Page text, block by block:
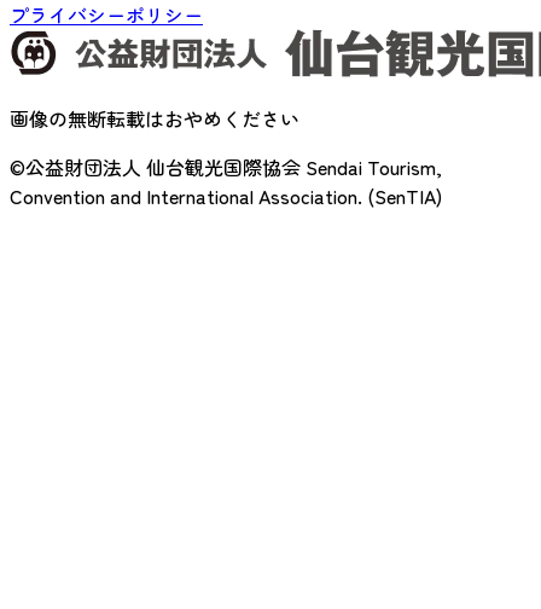
プライバシーポリシー
画像の無断転載はおやめください
©公益財団法人 仙台観光国際協会 Sendai Tourism,
Convention and International Association. (SenTIA)